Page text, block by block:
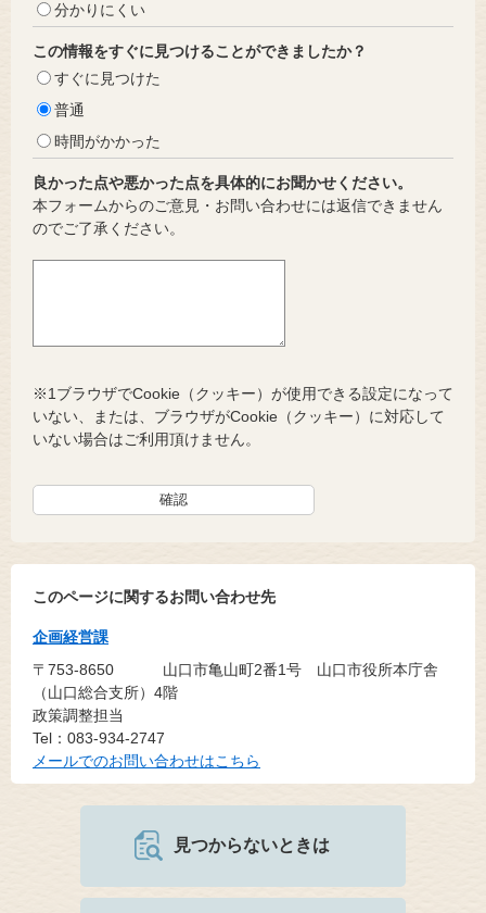
分かりにくい
この情報をすぐに見つけることができましたか？
すぐに見つけた
普通
時間がかかった
良かった点や悪かった点を具体的にお聞かせください。
本フォームからのご意見・お問い合わせには返信できません
のでご了承ください。
※1ブラウザでCookie（クッキー）が使用できる設定になって
いない、または、ブラウザがCookie（クッキー）に対応して
いない場合はご利用頂けません。
このページに関するお問い合わせ先
企画経営課
〒753-8650
山口市亀山町2番1号 山口市役所本庁舎
（山口総合支所）4階
政策調整担当
Tel：083-934-2747
メールでのお問い合わせはこちら
見つからないときは